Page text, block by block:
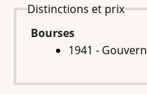
Distinctions et prix
Bourses
1941 -